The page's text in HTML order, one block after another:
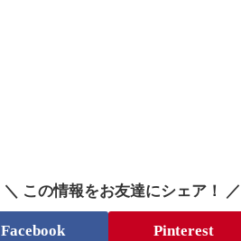
＼ この情報をお友達にシェア！ ／
Facebook Pinterest